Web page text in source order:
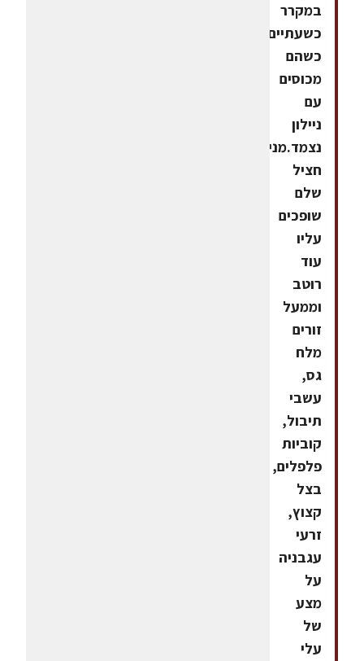
במקרר
כשעתיים
כשהם
מכוסים
עם
ניילון
נצמד.מניחים
חציל
שלם
שופכים
עליו
עוד
רוטב
וממעל
זורים
מלח
גס,
עשבי
תיבול,
קוביות
פלפלים,
בצל
קצוץ,
זרעי
עגבניה
על
מצע
של
עלי